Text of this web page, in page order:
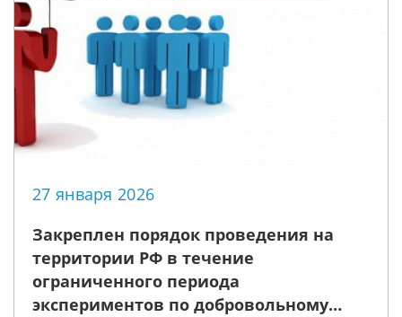
27 января 2026
Закреплен порядок проведения на
территории РФ в течение
ограниченного периода
экспериментов по добровольному